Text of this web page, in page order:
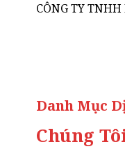
CÔNG TY
Danh Mục
Chúng